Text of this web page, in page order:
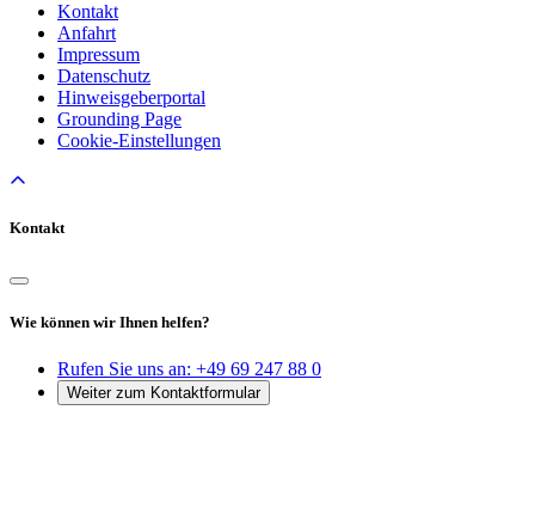
Kontakt
Anfahrt
Impressum
Datenschutz
Hinweisgeberportal
Grounding Page
Cookie-Einstellungen
Kontakt
Wie können wir Ihnen helfen?
Rufen Sie uns an: +49 69 247 88 0